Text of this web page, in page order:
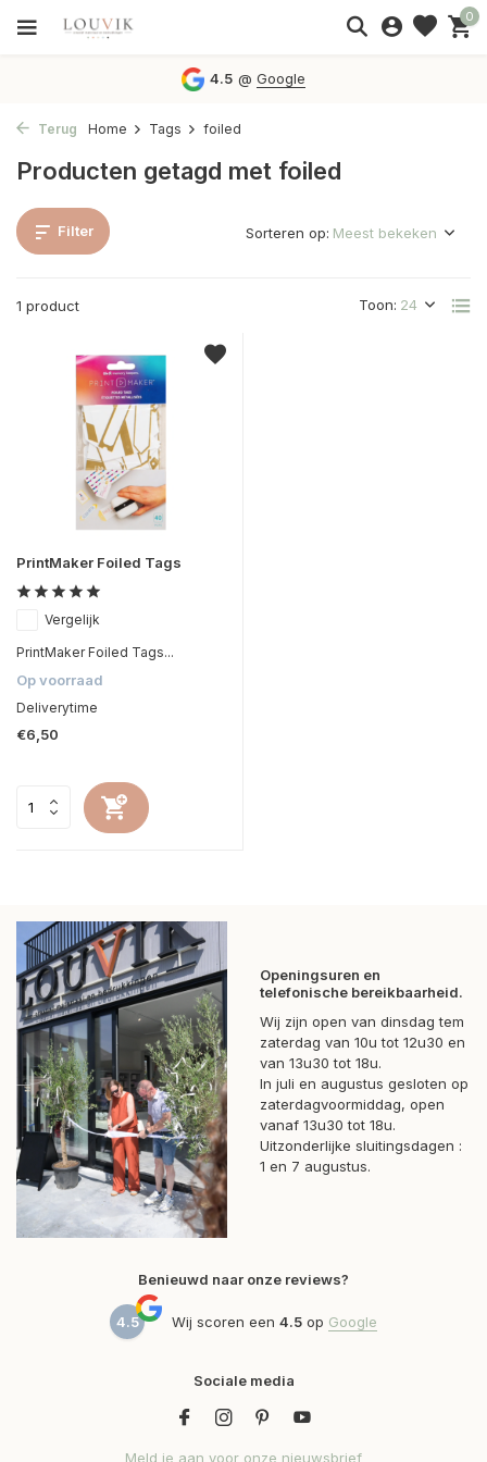
0
4.5 @Google
Terug Home Tags foiled
Producten getagd met foiled
Filter
1 product Toon:
Sorteren op:
PrintMaker Foiled Tags
Vergelijk
PrintMaker Foiled Tags...
Op voorraad
Deliverytime
€6,50
Openingsuren en
telefonische bereikbaarheid.
Wij zijn open van dinsdag tem
zaterdag van 10u tot 12u30 en
van 13u30 tot 18u.
In juli en augustus gesloten op
zaterdagvoormiddag, open
vanaf 13u30 tot 18u.
Uitzonderlijke sluitingsdagen :
1 en 7 augustus.
Benieuwd naar onze reviews?
4.5 Wij scoren een 4.5 op Google
Sociale media
Meld je aan voor onze nieuwsbrief